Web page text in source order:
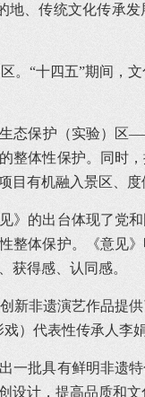
、传统文化传承
。“十四五”期间，
态保护（实验）区
体性保护。同时，
有机融入景区、度
》的出台体现了党
整体保护。《意见
获得感、认同感。
新非遗演艺作品提
）代表性传承人李娟
一批具有鲜明非遗
计，提高品质和文